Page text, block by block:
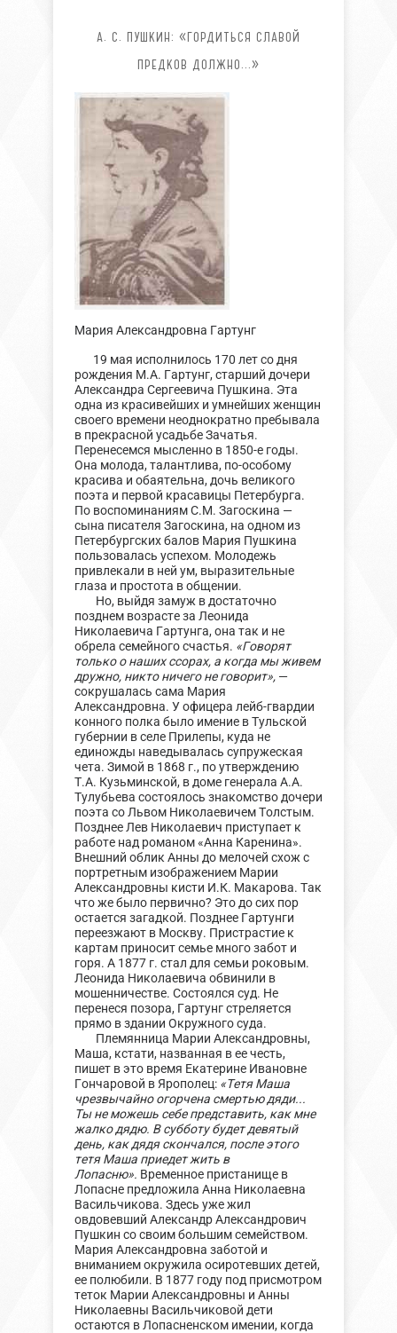
А. С. ПУШКИН: «ГОРДИТЬСЯ СЛАВОЙ
ПРЕДКОВ ДОЛЖНО...»
Мария Александровна Гартунг
19 мая исполнилось 170 лет со дня
рождения М.А. Гартунг, старший дочери
Александра Сергеевича Пушкина. Эта
одна из красивейших и умнейших женщин
своего времени неоднократно пребывала
в прекрасной усадьбе Зачатья.
Перенесемся мысленно в 1850-е годы.
Она молода, талантлива, по-особому
красива и обаятельна, дочь великого
поэта и первой красавицы Петербурга.
По воспоминаниям С.М. Загоскина —
сына писателя Загоскина, на одном из
Петербургских балов Мария Пушкина
пользовалась успехом. Молодежь
привлекали в ней ум, выразительные
глаза и простота в общении.
Но, выйдя замуж в достаточно
позднем возрасте за Леонида
Николаевича Гартунга, она так и не
обрела семейного счастья. «Говорят
только о наших ссорах, а когда мы живем
дружно, никто ничего не говорит»,—
сокрушалась сама Мария
Александровна. У офицера лейб-гвардии
конного полка было имение в Тульской
губернии в селе Прилепы, куда не
единожды наведывалась супружеская
чета. Зимой в 1868 г., по утверждению
Т.А. Кузьминской, в доме генерала А.А.
Тулубьева состоялось знакомство дочери
поэта со Львом Николаевичем Толстым.
Позднее Лев Николаевич приступает к
работе над романом «Анна Каренина».
Внешний облик Анны до мелочей схож с
портретным изображением Марии
Александровны кисти И.К. Макарова. Так
что же было первично? Это до сих пор
остается загадкой. Позднее Гартунги
переезжают в Москву. Пристрастие к
картам приносит семье много забот и
горя. А 1877 г. стал для семьи роковым.
Леонида Николаевича обвинили в
мошенничестве. Состоялся суд. Не
перенеся позора, Гартунг стреляется
прямо в здании Окружного суда.
Племянница Марии Александровны,
Маша, кстати, названная в ее честь,
пишет в это время Екатерине Ивановне
Гончаровой в Ярополец: «Тетя Маша
чрезвычайно огорчена смертью дяди...
Ты не можешь себе представить, как мне
жалко дядю. В субботу будет девятый
день, как дядя скончался, после этого
тетя Маша приедет жить в
Лопасню». Временное пристанище в
Лопасне предложила Анна Николаевна
Васильчикова. Здесь уже жил
овдовевший Александр Александрович
Пушкин со своим большим семейством.
Мария Александровна заботой и
вниманием окружила осиротевших детей,
ее полюбили. В 1877 году под присмотром
теток Марии Александровны и Анны
Николаевны Васильчиковой дети
остаются в Лопасненском имении, когда